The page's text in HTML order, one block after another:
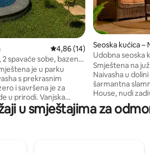
202
Prosječna ocjena: 4,86/5,
4,86 (14)
spavaće sobe, bazen,
je u parku
s prekrasnim
i savršena je za
u prirodi. Vanjska
gledanje izlaska
mali bazen nudi prostor
Seoska kućica –
Udobna seoska
Gate i bazen
Smještena na
Naivasha u
šarmantna
House, nudi
ugodan šarm.
i parove koji
u smještajima za